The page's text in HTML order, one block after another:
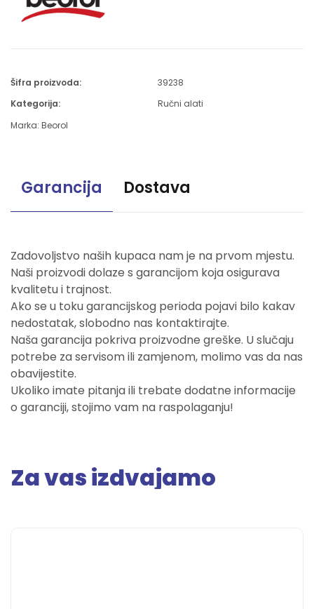
Šifra proizvoda:
39238
Kategorija:
Ručni alati
Marka: Beorol
Garancija Dostava
Zadovoljstvo naših kupaca nam je na prvom mjestu.
Naši proizvodi dolaze s garancijom koja osigurava
kvalitetu i trajnost.
Ako se u toku garancijskog perioda pojavi bilo kakav
nedostatak, slobodno nas kontaktirajte.
Naša garancija pokriva proizvodne greške. U slučaju
potrebe za servisom ili zamjenom, molimo vas da nas
obavijestite.
Ukoliko imate pitanja ili trebate dodatne informacije
o garanciji, stojimo vam na raspolaganju!
Za vas izdvajamo